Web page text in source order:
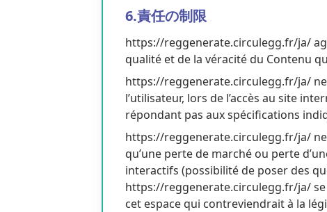
6.責任の制限
https://reggenerate.circulegg.fr/ja/
qualité et de la véracité du Contenu
https://reggenerate.circulegg.fr/ja/
l’utilisateur, lors de l’accès au site
répondant pas aux spécifications
https://reggenerate.circulegg.fr/ja/
qu’une perte de marché ou perte
interactifs (possibilité de poser des
https://reggenerate.circulegg.fr/ja/
cet espace qui contreviendrait à la